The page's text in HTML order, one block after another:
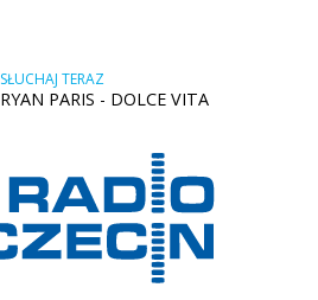
SŁUCHAJ TERAZ
RYAN PARIS - DOLCE VITA